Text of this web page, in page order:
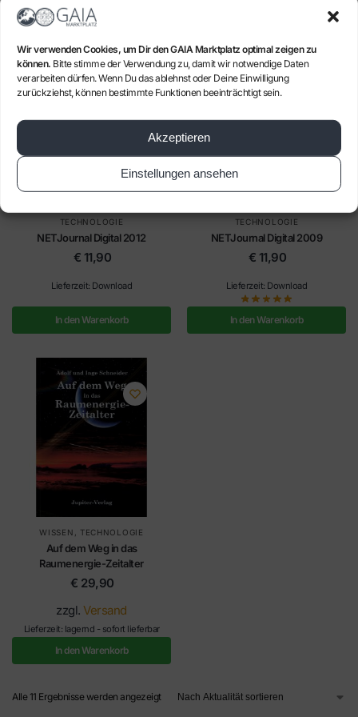
Wir verwenden Cookies, um Dir den GAIA Marktplatz optimal zeigen zu
können. Bitte stimme der Verwendung zu, damit wir notwendige Daten
verarbeiten dürfen. Wenn Du das ablehnst oder Deine Einwilligung
zurückziehst, können bestimmte Funktionen beeinträchtigt sein.
Akzeptieren
Einstellungen ansehen
In den Warenkorb
TECHNOLOGIE
NETJournal Digital 2012
€ 11,90
Lieferzeit: Download
In den Warenkorb
TECHNOLOGIE
NETJournal Digital 2009
€ 11,90
Lieferzeit: Download
In den Warenkorb
WISSEN TECHNOLOGIE
Auf dem Weg in das
Raumenergie-Zeitalter
€ 29,90
zzgl.Versand
Lieferzeit: lagernd - sofort lieferbar
In den Warenkorb
Alle 11 Ergebnisse werden angezeigt